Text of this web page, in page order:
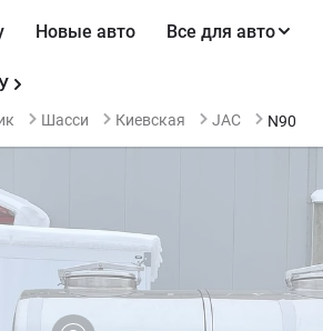
Новые авто Все для авто
Шасси Киевская JAC N90